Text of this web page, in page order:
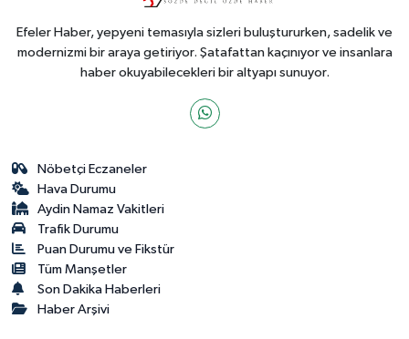
Efeler Haber, yepyeni temasıyla sizleri buluştururken, sadelik ve
modernizmi bir araya getiriyor. Şatafattan kaçınıyor ve insanlara
haber okuyabilecekleri bir altyapı sunuyor.
Nöbetçi Eczaneler
Hava Durumu
Aydin Namaz Vakitleri
Trafik Durumu
Puan Durumu ve Fikstür
Tüm Manşetler
Son Dakika Haberleri
Haber Arşivi